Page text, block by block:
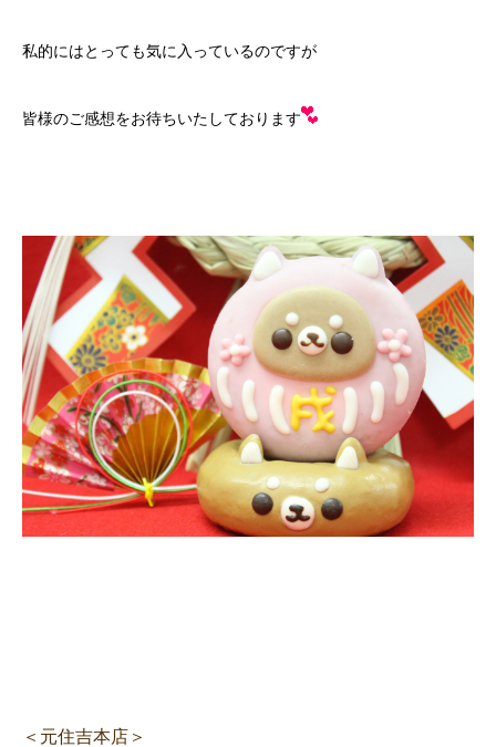
私的にはとっても気に入っているのですが
皆様のご感想をお待ちいたしております
＜元住吉本店＞